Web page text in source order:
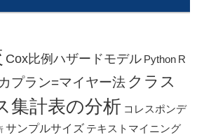
Cox比例ハザードモデル Python R
カプラン=マイヤー法 クラス
集計表の分析 コレスポンデ
サンプルサイズ テキストマイニング